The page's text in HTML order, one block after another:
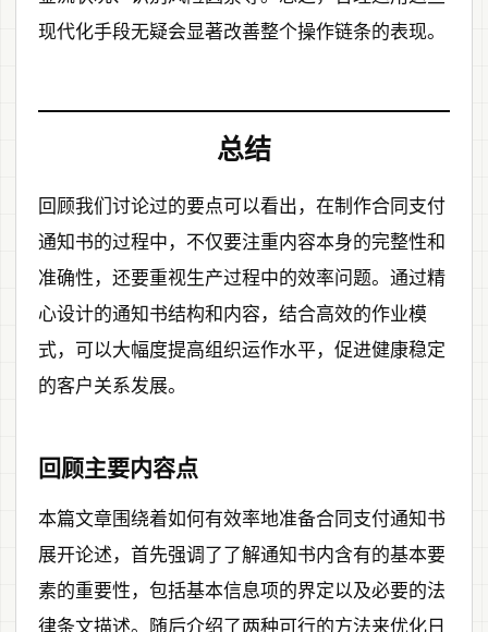
现代化手段无疑会显著改善整个操作链条的表现。
总结
回顾我们讨论过的要点可以看出，在制作合同支付
通知书的过程中，不仅要注重内容本身的完整性和
准确性，还要重视生产过程中的效率问题。通过精
心设计的通知书结构和内容，结合高效的作业模
式，可以大幅度提高组织运作水平，促进健康稳定
的客户关系发展。
回顾主要内容点
本篇文章围绕着如何有效率地准备合同支付通知书
展开论述，首先强调了了解通知书内含有的基本要
素的重要性，包括基本信息项的界定以及必要的法
律条文描述。随后介绍了两种可行的方法来优化日